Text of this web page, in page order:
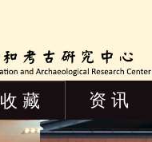
收 藏 资 讯